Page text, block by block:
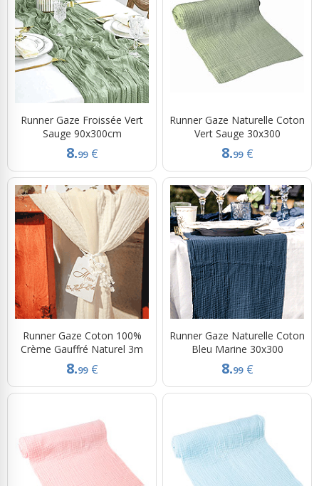
Runner Gaze Froissée Vert
Sauge 90x300cm
8.99 €
Runner Gaze Naturelle Coton
Vert Sauge 30x300
8.99 €
Runner Gaze Coton 100%
Crème Gauffré Naturel 3m
8.99 €
Runner Gaze Naturelle Coton
Bleu Marine 30x300
8.99 €